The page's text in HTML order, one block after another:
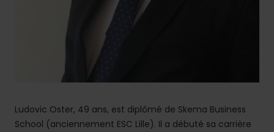
Ludovic Oster, 49 ans, est diplômé de Skema Business
School (anciennement ESC Lille). Il a débuté sa carrière